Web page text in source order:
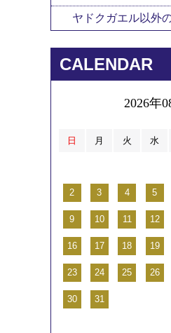
ヤドクガエル以外
CALENDAR
2026年
日 月 火 水
2 3 4 5
9 10 11 12
16 17 18 19
23 24 25 26
30 31